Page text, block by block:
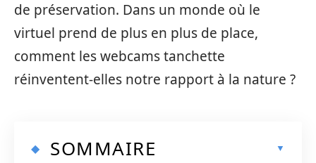
de préservation. Dans un monde où le
virtuel prend de plus en plus de place,
comment les webcams tanchette
réinventent-elles notre rapport à la nature ?
SOMMAIRE